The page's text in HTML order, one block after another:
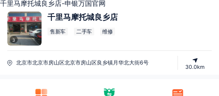
千里马摩托城良乡店-申银万国官网
3
千里马摩托城良乡店
售新车 二手车 维修
北京市北京市房山区北京市房山区良乡镇月华北大街6号
30.0km